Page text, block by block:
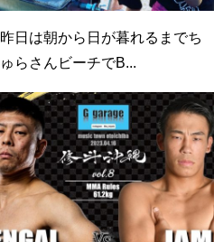
昨日は朝から日が暮れるまでち
ゅらさんビーチでB...